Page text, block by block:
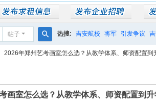
帖子
搜
热搜: 吉安航校 将军 引发争议
相亲聚会 井冈山
2026年郑州艺考画室怎么选？从教学体系、师资配置到
画室怎么选？从教学体系、师资配置到